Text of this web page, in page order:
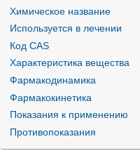
Химическое название
Используется в лечении
Код CAS
Характеристика вещества
Фармакодинамика
Фармакокинетика
Показания к применению
Противопоказания